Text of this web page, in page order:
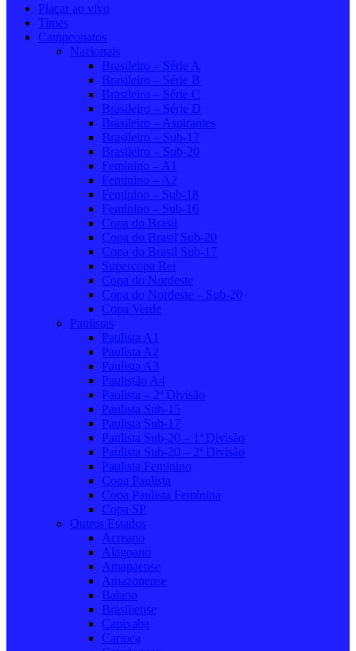
Placar ao vivo
Times
Campeonatos
Nacionais
Brasileiro – Série A
Brasileiro – Série B
Brasileiro – Série C
Brasileiro – Série D
Brasileiro – Aspirantes
Brasileiro – Sub-17
Brasileiro – Sub-20
Feminino – A1
Feminino – A2
Feminino – Sub-18
Feminino – Sub-16
Copa do Brasil
Copa do Brasil Sub-20
Copa do Brasil Sub-17
Supercopa Rei
Copa do Nordeste
Copa do Nordeste – Sub-20
Copa Verde
Paulistas
Paulista A1
Paulista A2
Paulista A3
Paulistão A4
Paulista – 2ª Divisão
Paulista Sub-15
Paulista Sub-17
Paulista Sub-20 – 1ª Divisão
Paulista Sub-20 – 2ª Divisão
Paulista Feminino
Copa Paulista
Copa Paulista Feminina
Copa SP
Outros Estados
Acreano
Alagoano
Amapaense
Amazonense
Baiano
Brasiliense
Capixaba
Carioca